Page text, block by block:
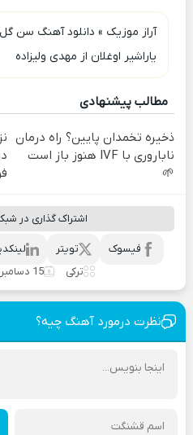
آراز موزیک » دانلود آهنگ سن
یاراشیر اوغلان از مهدی ولیزاده
مطالب پیشنهادی
ذخیره تخمدان پایین؟ راه درمان
ناباروری با IVF هنوز باز است
🌱
اشتراک گذاری در
تویتر
فیسوک
ترکی
15 دسامبر 2025
نظرت درمورد آهنگ چیه؟